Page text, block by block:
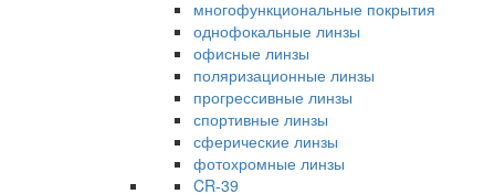
многофункциональные покрытия
однофокальные линзы
офисные линзы
поляризационные линзы
прогрессивные линзы
спортивные линзы
сферические линзы
фотохромные линзы
CR-39